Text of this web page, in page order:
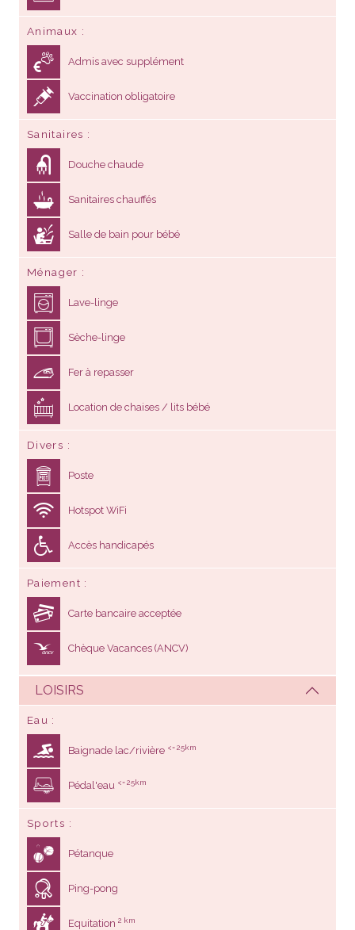
Animaux
Admis avec supplément
Vaccination obligatoire
Sanitaires
Douche chaude
Sanitaires chauffés
Salle de bain pour bébé
Ménager
Lave-linge
Sèche-linge
Fer à repasser
Location de chaises / lits bébé
Divers
Poste
Hotspot WiFi
Accès handicapés
Paiement
Carte bancaire acceptée
Chèque Vacances (ANCV)
LOISIRS
Eau
Baignade lac/rivière <= 25km
Pédal'eau <= 25km
Sports
Pétanque
Ping-pong
Equitation 2 km